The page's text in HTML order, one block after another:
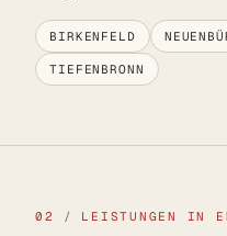
BIRKENFELD
TIEFENBRONN
02 / LEISTUNGEN IN